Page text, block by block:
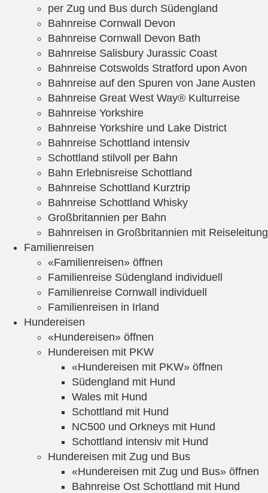
per Zug und Bus durch Südengland
Bahnreise Cornwall Devon
Bahnreise Cornwall Devon Bath
Bahnreise Salisbury Jurassic Coast
Bahnreise Cotswolds Stratford upon Avon
Bahnreise auf den Spuren von Jane Austen
Bahnreise Great West Way® Kulturreise
Bahnreise Yorkshire
Bahnreise Yorkshire und Lake District
Bahnreise Schottland intensiv
Schottland stilvoll per Bahn
Bahn Erlebnisreise Schottland
Bahnreise Schottland Kurztrip
Bahnreise Schottland Whisky
Großbritannien per Bahn
Bahnreisen in Großbritannien mit Reiseleitung
Familienreisen
«Familienreisen» öffnen
Familienreise Südengland individuell
Familienreise Cornwall individuell
Familienreisen in Irland
Hundereisen
«Hundereisen» öffnen
Hundereisen mit PKW
«Hundereisen mit PKW» öffnen
Südengland mit Hund
Wales mit Hund
Schottland mit Hund
NC500 und Orkneys mit Hund
Schottland intensiv mit Hund
Hundereisen mit Zug und Bus
«Hundereisen mit Zug und Bus» öffnen
Bahnreise Ost Schottland mit Hund